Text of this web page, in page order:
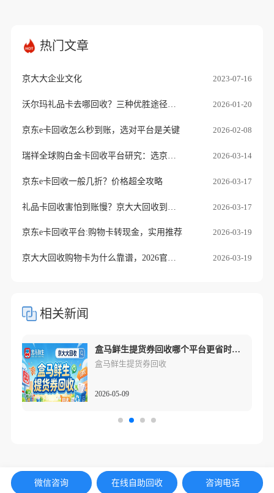
热门文章
京大大企业文化 2023-07-16
沃尔玛礼品卡去哪回收？三种优胜途径推荐 2026-01-20
京东e卡回收怎么秒到账，选对平台是关键 2026-02-08
瑞祥全球购白金卡回收平台研究：选京大大正规老品牌 2026-03-14
京东e卡回收一般几折？价格超全攻略 2026-03-17
2026-03-17
京东e卡回收平台:购物卡转现金，实用推荐 2026-03-19
京大大回收购物卡为什么靠谱，2026官方说明 2026-03-19
相关新闻
盒马鲜生提货券回收哪个平台更省时？三种渠道剖析
盒马鲜生提货券回收
2026-05-09
微信咨询 在线自助回收 咨询电话